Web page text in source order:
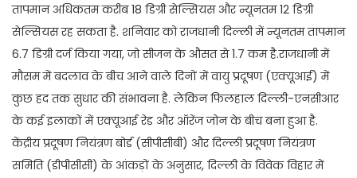
तापमान अधिकतम करीब 18 डिग्री सेल्सियस और न्यूनतम 12 डिग्री
सेल्सियस रह सकता है. शनिवार को राजधानी दिल्ली में न्यूनतम तापमान
6.7 डिग्री दर्ज किया गया, जो सीजन के औसत से 1.7 कम है.राजधानी में
मौसम में बदलाव के बीच आने वाले दिनों में वायु प्रदूषण (एक्यूआई) में
कुछ हद तक सुधार की संभावना है. लेकिन फिलहाल दिल्ली-एनसीआर
के कई इलाकों में एक्यूआई रेड और ऑरेंज जोन के बीच बना हुआ है.
केंद्रीय प्रदूषण नियंत्रण बोर्ड (सीपीसीबी) और दिल्ली प्रदूषण नियंत्रण
समिति (डीपीसीसी) के आंकड़ों के अनुसार, दिल्ली के विवेक विहार में